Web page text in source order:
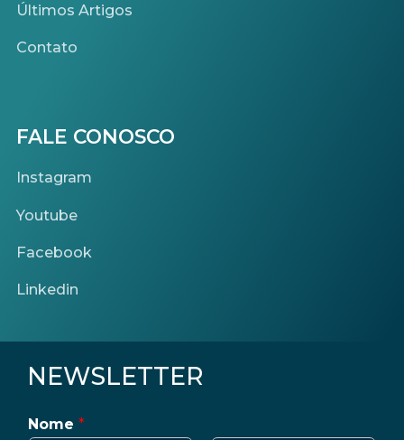
Últimos Artigos
Contato
FALE CONOSCO
Instagram
Youtube
Facebook
Linkedin
NEWSLETTER
Nome *